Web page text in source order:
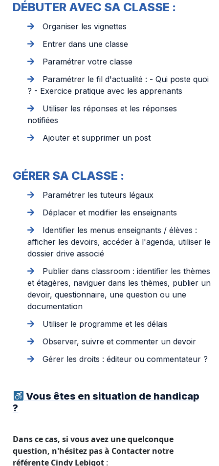
DÉBUTER AVEC SA CLASSE :
Organiser les vignettes
Entrer dans une classe
Paramétrer votre classe
Paramétrer le fil d'actualité : - Qui poste quoi
? - Exercice pratique avec les apprenants
Utiliser les réponses et les réponses
notifiées
Ajouter et supprimer un post
GÉRER SA CLASSE :
Paramétrer les tuteurs légaux
Déplacer et modifier les enseignants
Identifier les menus enseignants / élèves :
afficher les devoirs, accéder à l'agenda, utiliser le
dossier drive associé
Publier dans classroom : identifier les thèmes
et étagères, naviguer dans les thèmes, publier un
devoir, questionnaire, une question ou une
documentation
Utiliser le programme et les délais
Observer, suivre et commenter un devoir
Gérer les droits : éditeur ou commentateur ?
Vous êtes en situation de handicap
?
Dans ce cas, si vous avez une quelconque
question, n'hésitez pas à Contacter notre
référente Cindy Lebigot :